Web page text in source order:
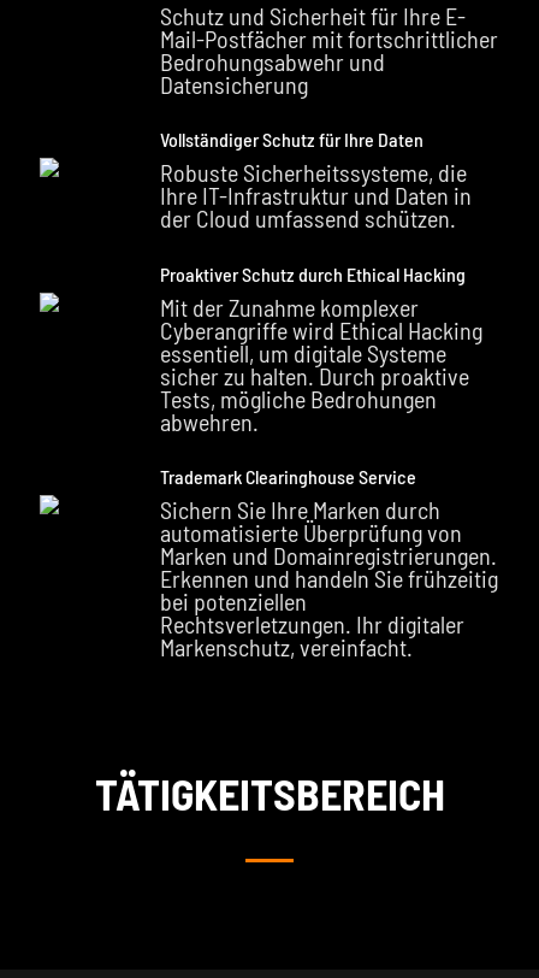
Schutz und Sicherheit für Ihre E-
Mail-Postfächer mit fortschrittlicher
Bedrohungsabwehr und
Datensicherung
Vollständiger Schutz für Ihre Daten
Robuste Sicherheitssysteme, die
Ihre IT-Infrastruktur und Daten in
der Cloud umfassend schützen.
Proaktiver Schutz durch Ethical Hacking
Mit der Zunahme komplexer
Cyberangriffe wird Ethical Hacking
essentiell, um digitale Systeme
sicher zu halten. Durch proaktive
Tests, mögliche Bedrohungen
abwehren.
Trademark Clearinghouse Service
Sichern Sie Ihre Marken durch
automatisierte Überprüfung von
Marken und Domainregistrierungen.
Erkennen und handeln Sie frühzeitig
bei potenziellen
Rechtsverletzungen. Ihr digitaler
Markenschutz, vereinfacht.
TÄTIGKEITSBEREICH